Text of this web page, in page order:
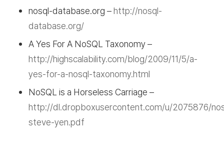
nosql-database.org –http://nosql-
database.org/
A Yes For A NoSQL Taxonomy –
http://highscalability.com/blog/2009/11/5/a-
yes-for-a-nosql-taxonomy.html
NoSQL is a Horseless Carriage –
http://dl.dropboxusercontent.com/u/2075876/
steve-yen.pdf